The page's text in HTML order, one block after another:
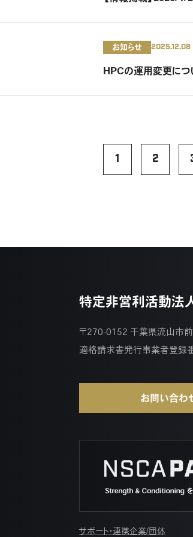
お知らせ 2025.12.08
HPCの運用変更につ
1 2
特定非営利活動法
〒270-0152 千葉県流山市
適格請求書発行事業者登録番
お問い合わ
サポート・連携企業/団体